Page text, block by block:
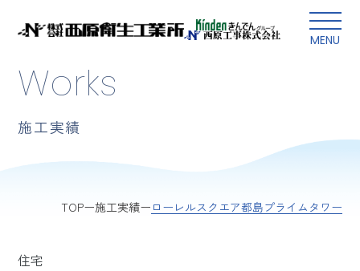
MENU
本文にスキップ
Works
施工実績
TOP 施工実績 ローレルスクエア都島プライムタワー
住宅